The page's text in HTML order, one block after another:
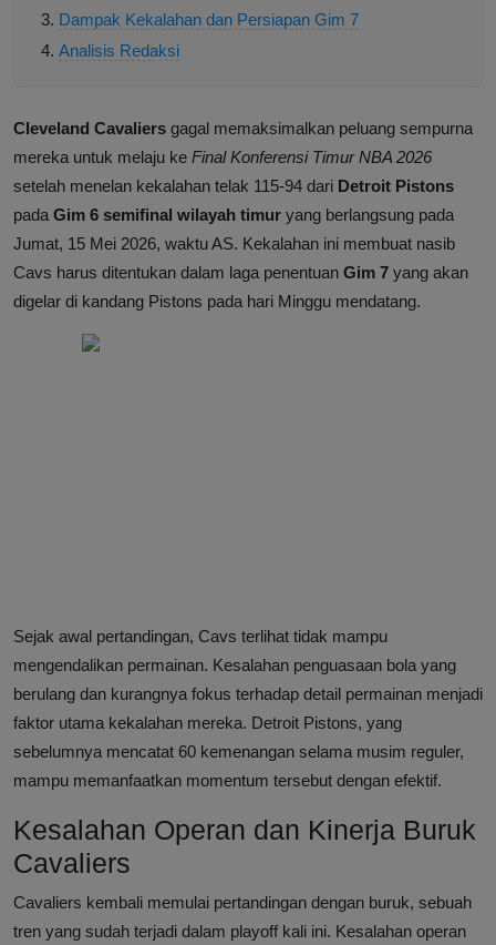
Dampak Kekalahan dan Persiapan Gim 7
Analisis Redaksi
Cleveland Cavaliers gagal memaksimalkan peluang sempurna
mereka untuk melaju ke Final Konferensi Timur NBA 2026
setelah menelan kekalahan telak 115-94 dari Detroit Pistons
pada Gim 6 semifinal wilayah timur yang berlangsung pada
Jumat, 15 Mei 2026, waktu AS. Kekalahan ini membuat nasib
Cavs harus ditentukan dalam laga penentuan Gim 7 yang akan
digelar di kandang Pistons pada hari Minggu mendatang.
Sejak awal pertandingan, Cavs terlihat tidak mampu
mengendalikan permainan. Kesalahan penguasaan bola yang
berulang dan kurangnya fokus terhadap detail permainan menjadi
faktor utama kekalahan mereka. Detroit Pistons, yang
sebelumnya mencatat 60 kemenangan selama musim reguler,
mampu memanfaatkan momentum tersebut dengan efektif.
Kesalahan Operan dan Kinerja Buruk
Cavaliers
Cavaliers kembali memulai pertandingan dengan buruk, sebuah
tren yang sudah terjadi dalam playoff kali ini. Kesalahan operan